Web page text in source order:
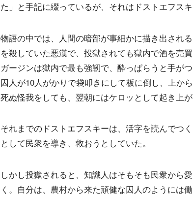
た」と手記に綴っているが、それはドストエフス
物語の中では、人間の暗部が事細かに描き出され
を殺していた悪漢で、投獄されても獄内で酒を売
ガージンは獄内で最も強靭で、酔っぱらうと手が
囚人が10人がかりで袋叩きにして板に倒し、上か
死ぬ怪我をしても、翌朝にはケロッとして起き上が
それまでのドストエフスキーは、活字を読んでつ
として民衆を導き、救おうとしていた。
しかし投獄されると、知識人はそもそも民衆から
く。自分は、農村から来た頑健な囚人のようには